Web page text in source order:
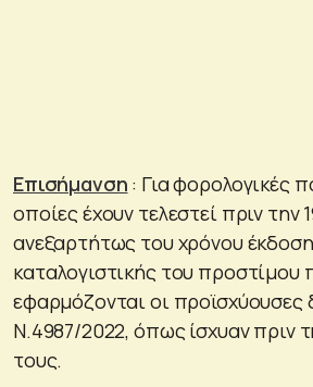
Επισήμανση : Για φορολογικές
οποίες έχουν τελεστεί πριν την
ανεξαρτήτως του χρόνου
καταλογιστικής του προστίμου
εφαρμόζονται οι προϊσχύουσες
Ν.4987/2022, όπως ίσχυαν πριν
τους.